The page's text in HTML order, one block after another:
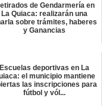
de Gendarmería en
La Quiaca: realizarán una
sobre trámites, haberes
y Ganancias
Escuelas deportivas en La
el municipio mantiene
las inscripciones para
fútbol y vól...